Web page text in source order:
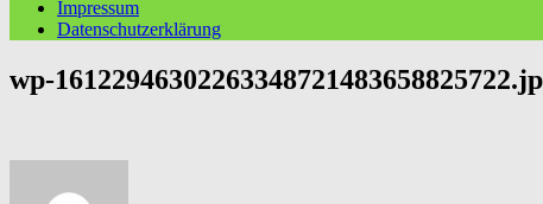
Impressum
Datenschutzerklärung
wp-